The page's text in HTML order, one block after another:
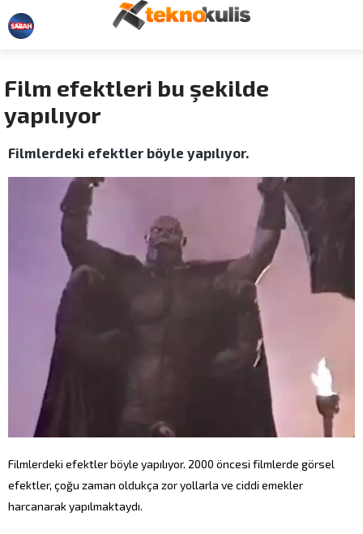
Film efektleri bu şekilde
yapılıyor
Filmlerdeki efektler böyle yapılıyor.
Filmlerdeki efektler böyle yapılıyor. 2000 öncesi filmlerde görsel
efektler, çoğu zaman oldukça zor yollarla ve ciddi emekler
harcanarak yapılmaktaydı.